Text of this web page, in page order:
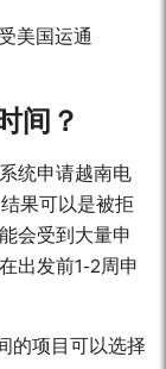
美国运通
间？
统申请越南电
果可以是被拒
会受到大量申
出发前1-2周申
的项目可以选择